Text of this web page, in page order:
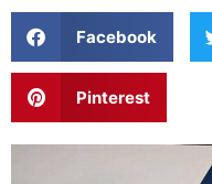
Facebook
Pinterest